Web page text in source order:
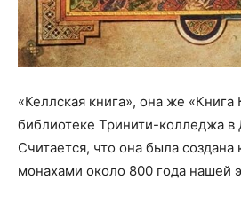
«Келлская книга», она же
библиотеке Тринити-колледжа в
Считается, что она была создана
монахами около 800 года нашей